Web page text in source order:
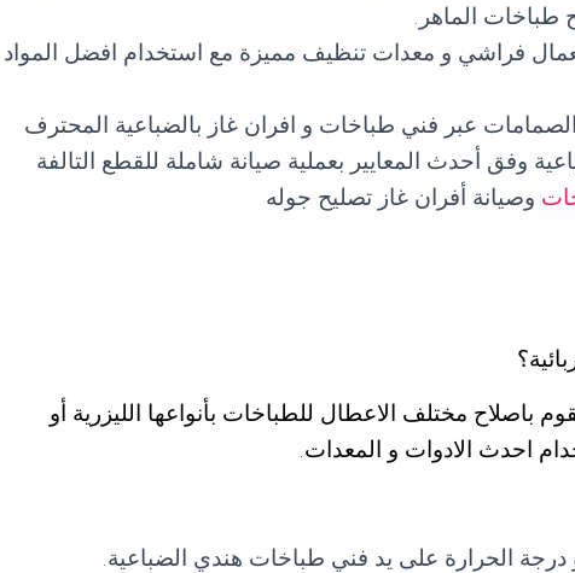
طباخات الماهر.
فراشي و معدات تنظيف مميزة مع استخدام افضل المواد
عبر فني طباخات و افران غاز بالضباعية المحترف
وفق أحدث المعايير بعملية صيانة شاملة للقطع التالفة
وصيانة أفران غاز تصليح جوله
باصلاح مختلف الاعطال للطباخات بأنواعها الليزرية أو
احدث الادوات و المعدات.
درجة الحرارة على يد فني طباخات هندي الضباعية.